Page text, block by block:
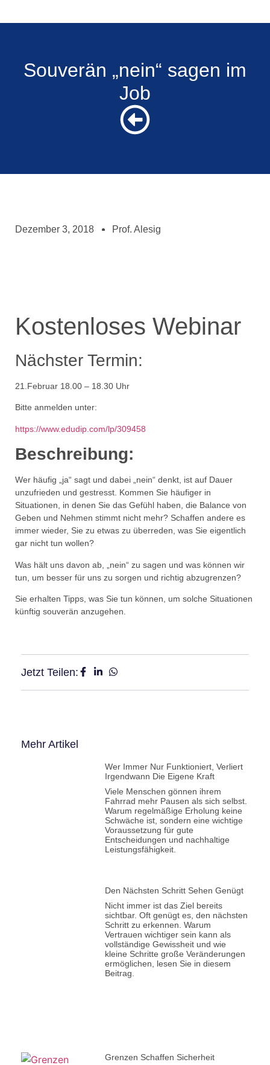
Souverän „nein“ sagen im
Job
Dezember 3, 2018 Prof. Alesig
Kostenloses Webinar
Nächster Termin:
21.Februar 18.00 – 18.30 Uhr
Bitte anmelden unter:
https://www.edudip.com/lp/309458
Beschreibung:
Wer häufig „ja“ sagt und dabei „nein“ denkt, ist auf Dauer
unzufrieden und gestresst. Kommen Sie häufiger in
Situationen, in denen Sie das Gefühl haben, die Balance von
Geben und Nehmen stimmt nicht mehr? Schaffen andere es
immer wieder, Sie zu etwas zu überreden, was Sie eigentlich
gar nicht tun wollen?
Was hält uns davon ab, „nein“ zu sagen und was können wir
tun, um besser für uns zu sorgen und richtig abzugrenzen?
Sie erhalten Tipps, was Sie tun können, um solche Situationen
künftig souverän anzugehen.
Jetzt Teilen:
Mehr Artikel
Wer Immer Nur Funktioniert, Verliert
Irgendwann Die Eigene Kraft
Viele Menschen gönnen ihrem
Fahrrad mehr Pausen als sich selbst.
Warum regelmäßige Erholung keine
Schwäche ist, sondern eine wichtige
Voraussetzung für gute
Entscheidungen und nachhaltige
Leistungsfähigkeit.
Den Nächsten Schritt Sehen Genügt
Nicht immer ist das Ziel bereits
sichtbar. Oft genügt es, den nächsten
Schritt zu erkennen. Warum
Vertrauen wichtiger sein kann als
vollständige Gewissheit und wie
kleine Schritte große Veränderungen
ermöglichen, lesen Sie in diesem
Beitrag.
Grenzen Schaffen Sicherheit